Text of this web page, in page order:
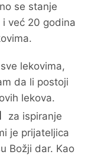
se stanje
i već 20 godina
lekovima,
da li postoji
lekova.
za ispiranje
je prijateljica
Božji dar. Kao